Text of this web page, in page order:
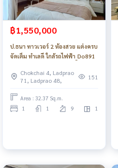
฿1,550,000
ป.ธนา ทาวเวอร์ 2 ห้องสวย แต่งครบ
จัดเต็ม ทำเลดี ใกล้รถไฟฟ้า_Do891
Chokchai 4, Ladprao
71, Ladprao 48,
151
Area : 32.37 Sq.m.
1 1 9 1